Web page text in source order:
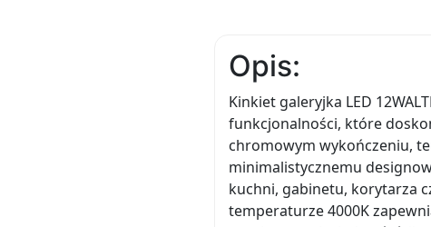
Opis:
Kinkiet galeryjka LED
funkcjonalności, które
chromowym wykończeniu,
minimalistycznemu
kuchni, gabinetu, korytarza
temperaturze 4000K